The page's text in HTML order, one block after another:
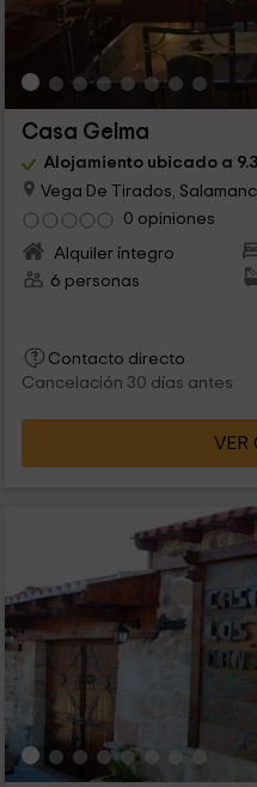
Casa Gelma
Alojamiento ubicado a
Vega De Tirados,
0 opiniones
Alquiler íntegro
6 personas
Contacto directo
Cancelación 30 días antes
VER